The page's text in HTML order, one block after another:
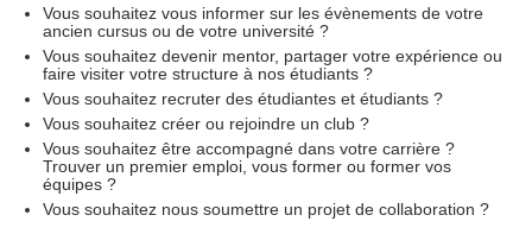
Vous souhaitez vous informer sur les évènements de votre
ancien cursus ou de votre université ?
Vous souhaitez devenir mentor, partager votre expérience ou
faire visiter votre structure à nos étudiants ?
Vous souhaitez recruter des étudiantes et étudiants ?
Vous souhaitez créer ou rejoindre un club ?
Vous souhaitez être accompagné dans votre carrière ?
Trouver un premier emploi, vous former ou former vos
équipes ?
Vous souhaitez nous soumettre un projet de collaboration ?